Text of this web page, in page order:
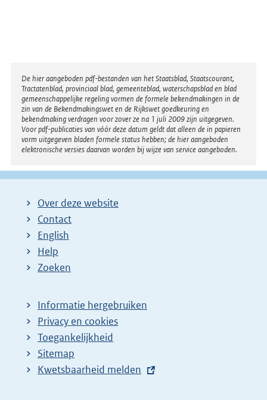
Disclaimer
De hier aangeboden pdf-bestanden van het Staatsblad, Staatscourant,
Tractatenblad, provinciaal blad, gemeenteblad, waterschapsblad en blad
gemeenschappelijke regeling vormen de formele bekendmakingen in de
zin van de Bekendmakingswet en de Rijkswet goedkeuring en
bekendmaking verdragen voor zover ze na 1 juli 2009 zijn uitgegeven.
Voor pdf-publicaties van vóór deze datum geldt dat alleen de in papieren
vorm uitgegeven bladen formele status hebben; de hier aangeboden
elektronische versies daarvan worden bij wijze van service aangeboden.
Over deze website
Contact
English
Help
Zoeken
Informatie hergebruiken
Privacy en cookies
Toegankelijkheid
Sitemap
E
Kwetsbaarheid melden